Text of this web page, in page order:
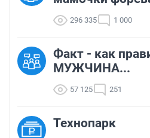
296 335 1 000
Факт - как
МУЖЧИНА...
57 125 251
Технопарк